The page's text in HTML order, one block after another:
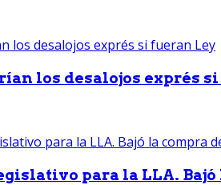
los desalojos exprés
para la LLA. Bajó